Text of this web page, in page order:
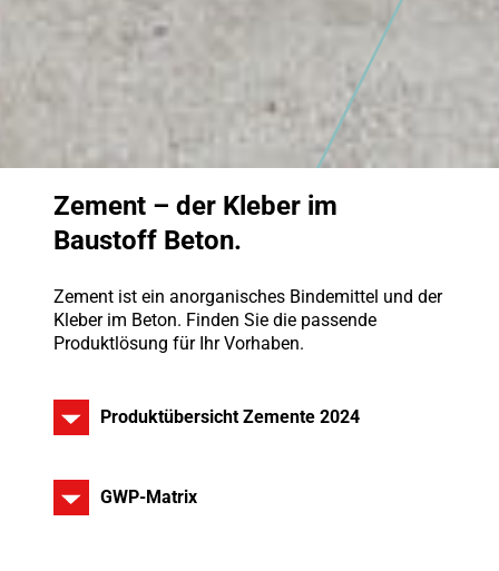
Zement – der Kleber im
Baustoff Beton.
Zement ist ein anorganisches Bindemittel und der
Kleber im Beton. Finden Sie die passende
Produktlösung für Ihr Vorhaben.
Produktübersicht Zemente 2024
GWP-Matrix